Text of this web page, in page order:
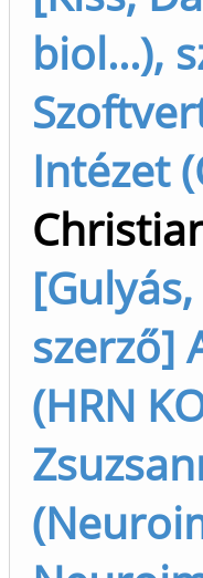
biol...),
Intézet
szerző]
(HRN